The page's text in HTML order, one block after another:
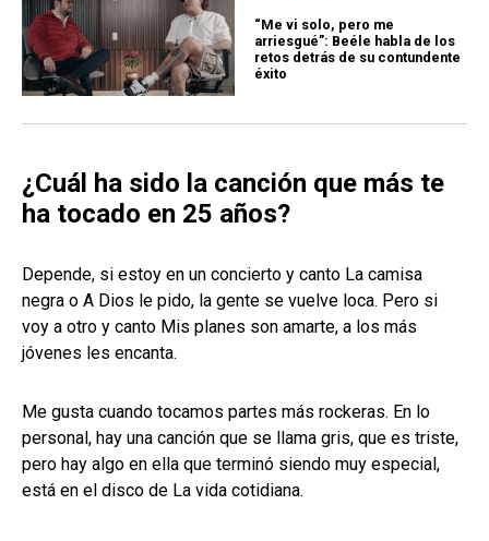
“Me vi solo, pero me
arriesgué”: Beéle habla de los
retos detrás de su contundente
éxito
¿Cuál ha sido la canción que más te
ha tocado en 25 años?
Depende, si estoy en un concierto y canto La camisa
negra o A Dios le pido, la gente se vuelve loca. Pero si
voy a otro y canto Mis planes son amarte, a los más
jóvenes les encanta.
Me gusta cuando tocamos partes más rockeras. En lo
personal, hay una canción que se llama gris, que es triste,
pero hay algo en ella que terminó siendo muy especial,
está en el disco de La vida cotidiana.